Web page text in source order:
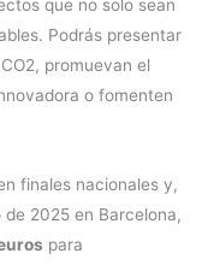
que no solo sean
Podrás presentar
promuevan el
o fomenten
finales nacionales y,
2025 en Barcelona,
para